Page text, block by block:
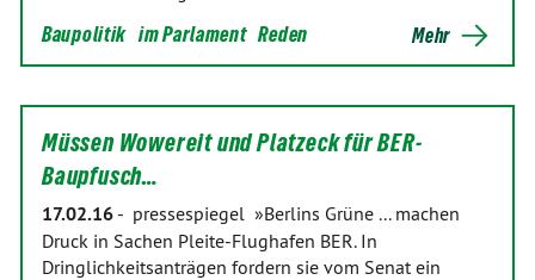
Baupolitik im Parlament Reden Mehr
Müssen Wowereit und Platzeck für BER-
Baupfusch…
17.02.16 - pressespiegel »Berlins Grüne ... machen
Druck in Sachen Pleite-Flughafen BER. In
Dringlichkeitsanträgen fordern sie vom Senat ein